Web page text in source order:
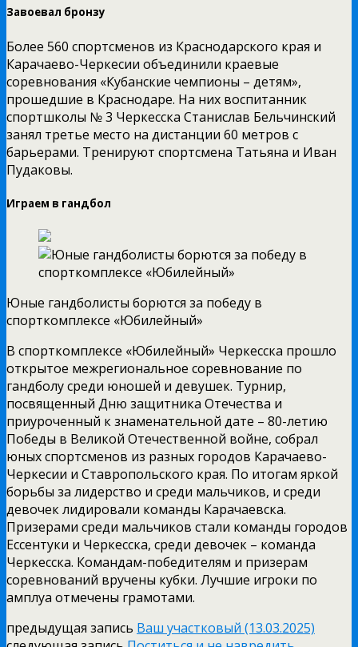
Завоевал бронзу
Более 560 спортсменов из Краснодарского края и
Карачаево-Черкесии объединили краевые
соревнования «Кубанские чемпионы – детям»,
прошедшие в Краснодаре. На них воспитанник
спортшколы № 3 Черкесска Станислав Бельчинский
занял третье место на дистанции 60 метров с
барьерами. Тренируют спортсмена Татьяна и Иван
Пудаковы.
Играем в гандбол
Юные гандболисты борются за победу в
спорткомплексе «Юбилейный»
В спорткомплексе «Юбилейный» Черкесска прошло
открытое межрегиональное соревнование по
гандболу среди юношей и девушек. Турнир,
посвященный Дню защитника Отечества и
приуроченный к знаменательной дате – 80-летию
Победы в Великой Отечественной войне, собрал
юных спортсменов из разных городов Карачаево-
Черкесии и Ставропольского края. По итогам яркой
борьбы за лидерство и среди мальчиков, и среди
девочек лидировали команды Карачаевска.
Призерами среди мальчиков стали команды городов
Ессентуки и Черкесска, среди девочек – команда
Черкесска. Командам-победителям и призерам
соревнований вручены кубки. Лучшие игроки по
амплуа отмечены грамотами.
предыдущая запись Ваш участковый (13.03.2025)